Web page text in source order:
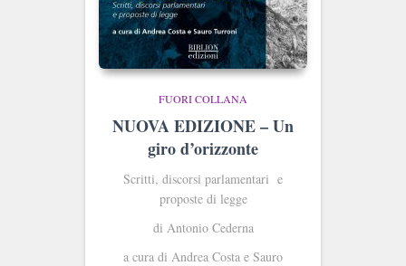
FUORI COLLANA
NUOVA EDIZIONE – Un
giro d’orizzonte
Scritti, discorsi parlamentari e
proposte di legge
di Antonio Cederna
a cura di Andrea Costa e Sauro